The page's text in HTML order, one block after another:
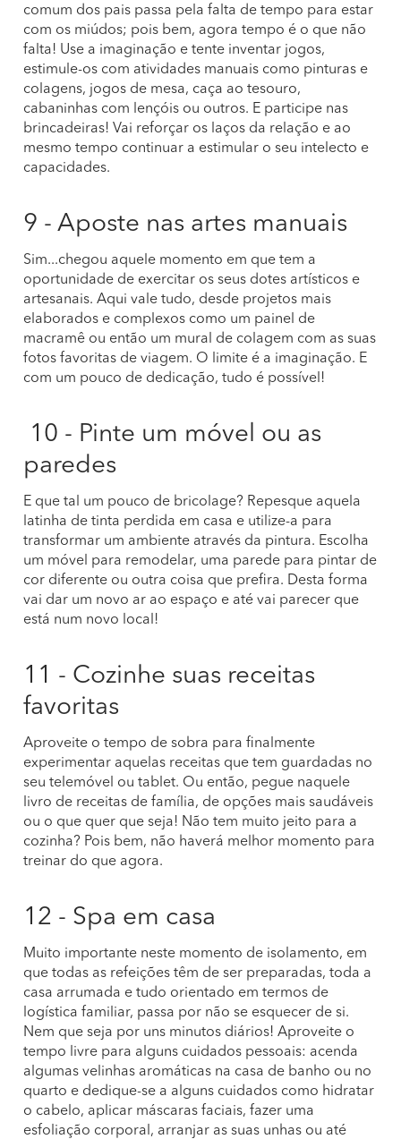
comum dos pais passa pela falta de tempo para estar
com os miúdos; pois bem, agora tempo é o que não
falta! Use a imaginação e tente inventar jogos,
estimule-os com atividades manuais como pinturas e
colagens, jogos de mesa, caça ao tesouro,
cabaninhas com lençóis ou outros. E participe nas
brincadeiras! Vai reforçar os laços da relação e ao
mesmo tempo continuar a estimular o seu intelecto e
capacidades.
9 - Aposte nas artes manuais
Sim...chegou aquele momento em que tem a
oportunidade de exercitar os seus dotes artísticos e
artesanais. Aqui vale tudo, desde projetos mais
elaborados e complexos como um painel de
macramê ou então um mural de colagem com as suas
fotos favoritas de viagem. O limite é a imaginação. E
com um pouco de dedicação, tudo é possível!
10 - Pinte um móvel ou as
paredes
E que tal um pouco de bricolage? Repesque aquela
latinha de tinta perdida em casa e utilize-a para
transformar um ambiente através da pintura. Escolha
um móvel para remodelar, uma parede para pintar de
cor diferente ou outra coisa que prefira. Desta forma
vai dar um novo ar ao espaço e até vai parecer que
está num novo local!
11 - Cozinhe suas receitas
favoritas
Aproveite o tempo de sobra para finalmente
experimentar aquelas receitas que tem guardadas no
seu telemóvel ou tablet. Ou então, pegue naquele
livro de receitas de família, de opções mais saudáveis
ou o que quer que seja! Não tem muito jeito para a
cozinha? Pois bem, não haverá melhor momento para
treinar do que agora.
12 - Spa em casa
Muito importante neste momento de isolamento, em
que todas as refeições têm de ser preparadas, toda a
casa arrumada e tudo orientado em termos de
logística familiar, passa por não se esquecer de si.
Nem que seja por uns minutos diários! Aproveite o
tempo livre para alguns cuidados pessoais: acenda
algumas velinhas aromáticas na casa de banho ou no
quarto e dedique-se a alguns cuidados como hidratar
o cabelo, aplicar máscaras faciais, fazer uma
esfoliação corporal, arranjar as suas unhas ou até